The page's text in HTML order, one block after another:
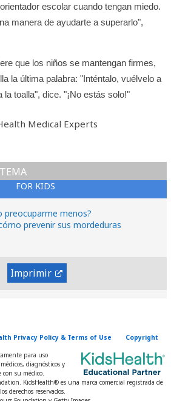
escolar cuando tengan miedo.
manera de ayudarte a superarlo",
que los niños se mantengan firmes,
la última palabra: "Inténtalo, vuélvelo a
la toalla", dice. "¡No estás solo!"
Medical Experts
FOR KIDS
preocuparme menos?
prevenir sus mordeduras
Imprimir
Privacy Policy & Terms of Use Copyright
para uso
diagnósticos y
con su médico.
KidsHealth® es una marca comercial registrada de
derechos reservados.